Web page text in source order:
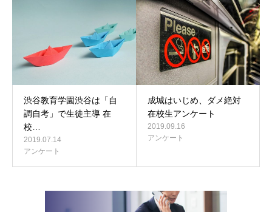
渋谷教育学園渋谷は「自
調自考」で生徒主導 在
校…
2019.07.14
アンケート
成城はいじめ、ダメ絶対
在校生アンケート
2019.09.16
アンケート